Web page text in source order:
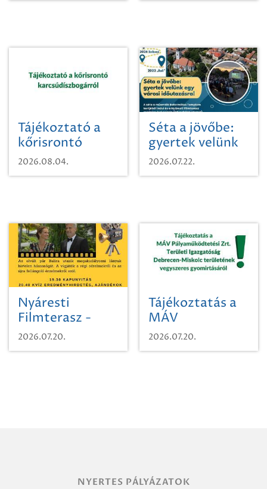
Tájékoztató a
kőrisrontó
karcsúdíszbogárról
2026.08.04.
Séta a jövőbe:
gyertek velünk
egy városi
időutazásra!
2026.07.22.
Nyáresti
Filmterasz -
Beugró a
Paradicsomba
2026.07.20.
Tájékoztatás a
MÁV
Pályaműködtetési
Zrt. Területi
2026.07.20.
NYERTES PÁLYÁZATOK